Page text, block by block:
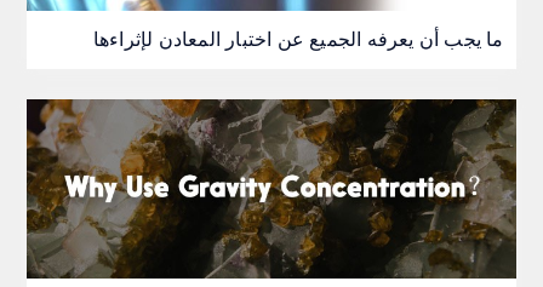
ما يجب أن يعرفه الجميع عن اختبار المعادن لإثراءها